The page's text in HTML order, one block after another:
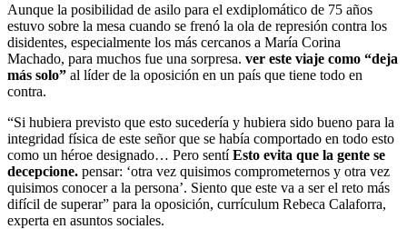
Aunque la posibilidad de asilo para el exdiplomático de 75 años
estuvo sobre la mesa cuando se frenó la ola de represión contra los
disidentes, especialmente los más cercanos a María Corina
Machado, para muchos fue una sorpresa. ver este viaje como “deja
más solo” al líder de la oposición en un país que tiene todo en
contra.
“Si hubiera previsto que esto sucedería y hubiera sido bueno para la
integridad física de este señor que se había comportado en todo esto
como un héroe designado… Pero sentíEsto evita que la gente se
decepcione. pensar: ‘otra vez quisimos comprometernos y otra vez
quisimos conocer a la persona’. Siento que este va a ser el reto más
difícil de superar” para la oposición, currículum Rebeca Calaforra,
experta en asuntos sociales.